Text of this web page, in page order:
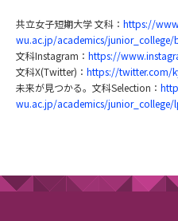
共立女子短期大学 文科： https://
wu.ac.jp/academics/junior_college/
文科Instagram： https://
文科X(Twitter)： https://twitter.com/
未来が見つかる。文科Selection：
wu.ac.jp/academics/